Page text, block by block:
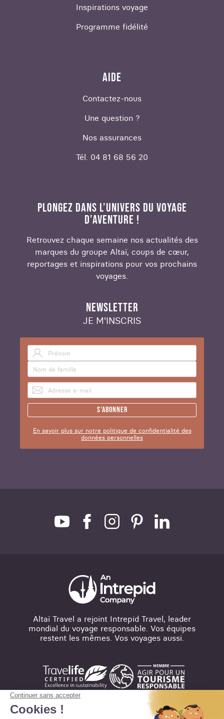
Inspirations voyage
Programme fidélité
AIDE
Contactez-nous
Une question ?
Nos assurances
Tél. 04 81 68 56 20
PLONGEZ DANS L’UNIVERS DU VOYAGE
D’AVENTURE !
Retrouvez chaque semaine nos actualités des
marques du groupe Altaï, coups de cœur,
reportages et inspirations pour vos prochains
voyages.
NEWSLETTER
JE M'INSCRIS
S'abonner
En savoir plus sur notre politique de confidentialité des
données personnelles
Altaï Travel a rejoint Intrepid Travel, leader
mondial du voyage responsable. Vos équipes
restent les mêmes. Vos voyages aussi.